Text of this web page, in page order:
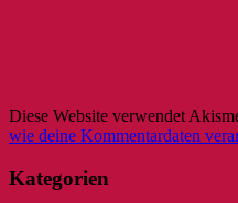
Diese Website verwendet
wie deine Kommentardaten
Kategorien